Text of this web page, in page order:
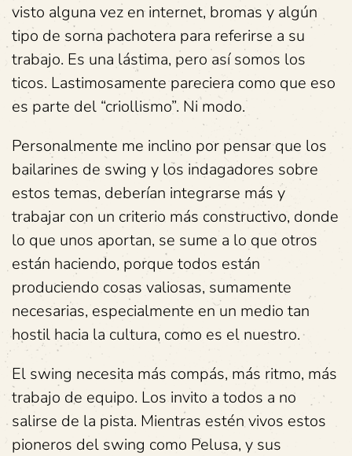
visto alguna vez en internet, bromas y algún
tipo de sorna pachotera para referirse a su
trabajo. Es una lástima, pero así somos los
ticos. Lastimosamente pareciera como que eso
es parte del “criollismo”. Ni modo.
Personalmente me inclino por pensar que los
bailarines de swing y los indagadores sobre
estos temas, deberían integrarse más y
trabajar con un criterio más constructivo, donde
lo que unos aportan, se sume a lo que otros
están haciendo, porque todos están
produciendo cosas valiosas, sumamente
necesarias, especialmente en un medio tan
hostil hacia la cultura, como es el nuestro.
El swing necesita más compás, más ritmo, más
trabajo de equipo. Los invito a todos a no
salirse de la pista. Mientras estén vivos estos
pioneros del swing como Pelusa, y sus